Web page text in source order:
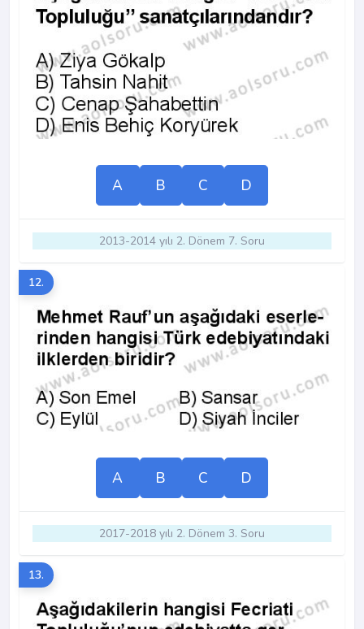
A B C D
2013-2014 yılı 2. Dönem 7. Soru
12.
A B C D
2017-2018 yılı 2. Dönem 3. Soru
13.